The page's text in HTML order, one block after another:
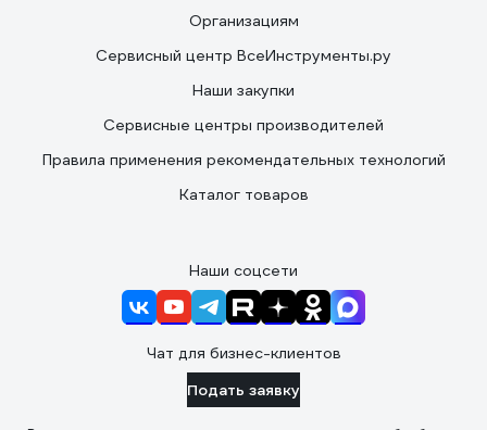
Организациям
Сервисный центр ВсеИнструменты.ру
Наши закупки
Сервисные центры производителей
Правила применения рекомендательных технологий
Каталог товаров
Наши соцсети
Чат для бизнес-клиентов
Подать заявку